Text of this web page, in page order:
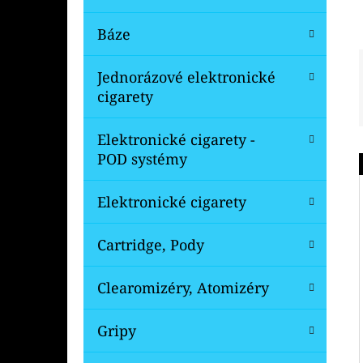
Báze
Jednorázové elektronické
cigarety
Elektronické cigarety -
POD systémy
Elektronické cigarety
Cartridge, Pody
Clearomizéry, Atomizéry
Gripy